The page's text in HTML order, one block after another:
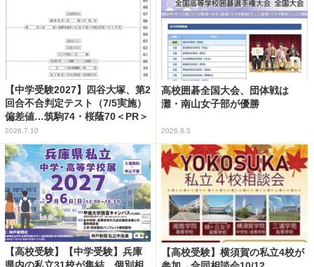
【中学受験2027】四谷大塚、第2
回合不合判定テスト（7/5実施）
偏差値…筑駒74・桜蔭70＜PR＞
2026.7.10
高校囲碁全国大会、団体戦は
灘・南山女子部が優勝
2026.8.5
【高校受験】【中学受験】兵庫
【高校受験】横須賀の私立4校が